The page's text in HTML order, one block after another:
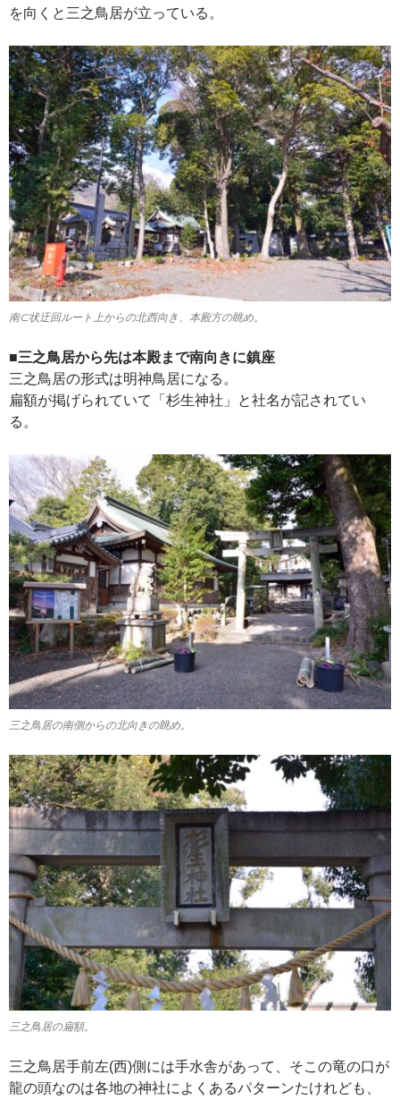
を向くと三之鳥居が立っている。
南⊂状迂回ルート上からの北西向き、本殿方の眺め。
■三之鳥居から先は本殿まで南向きに鎮座
三之鳥居の形式は明神鳥居になる。
扁額が掲げられていて「杉生神社」と社名が記されてい
る。
三之鳥居の南側からの北向きの眺め。
三之鳥居の扁額。
三之鳥居手前左(西)側には手水舎があって、そこの竜の口が
龍の頭なのは各地の神社によくあるパターンたけれども、